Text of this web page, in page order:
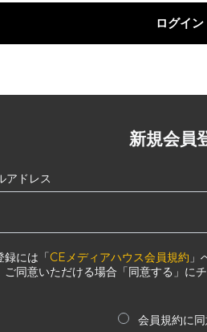
ログイン
新規会員
アドレス
録には「CEメディアハウス会員規約 」
ご同意いただける場合「同意する」に
会員規約に